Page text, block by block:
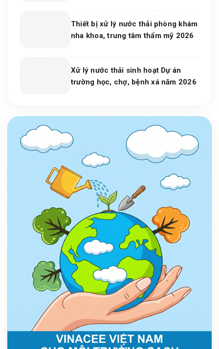
Thiết bị xử lý nước thải phòng khám
nha khoa, trung tâm thẩm mỹ 2026
Xử lý nước thải sinh hoạt Dự án
trường học, chợ, bệnh xá năm 2026